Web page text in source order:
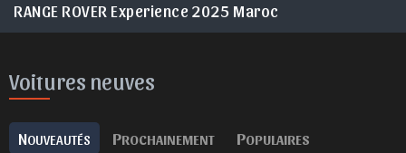
RANGE ROVER Experience 2025 Maroc
Voitures neuves
NOUVEAUTÉS PROCHAINEMENT POPULAIRES